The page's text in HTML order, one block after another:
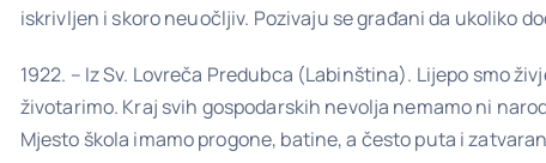
iskrivljen i skoro neuočljiv. Pozivaju se građani da ukoliko
1922. – Iz Sv. Lovreča Predubca (Labinština). Lijepo smo
životarimo. Kraj svih gospodarskih nevolja nemamo ni
Mjesto škola imamo progone, batine, a često puta i